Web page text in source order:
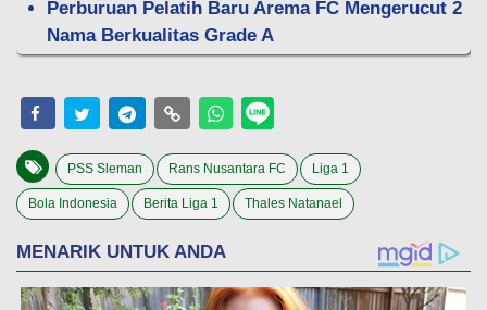
Perburuan Pelatih Baru Arema FC Mengerucut 2
Nama Berkualitas Grade A
PSS Sleman Rans Nusantara FC Liga 1
Bola Indonesia Berita Liga 1 Thales Natanael